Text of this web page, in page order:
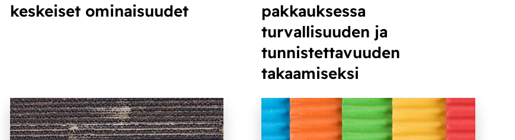
keskeiset ominaisuudet
pakkauksessa
turvallisuuden ja
tunnistettavuuden
takaamiseksi